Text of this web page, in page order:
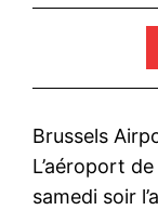
Brussels
L’aéroport
samedi soir